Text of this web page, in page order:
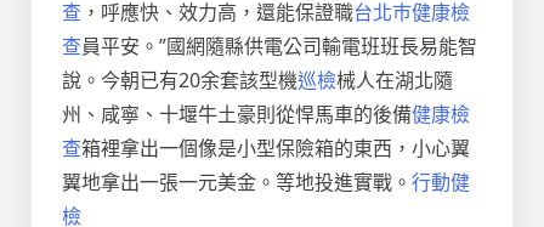
查 ，呼應快、效力高，還能保證職台北巿健康檢
查員平安。”國網隨縣供電公司輸電班班長易能智
說。今朝已有20余套該型機巡檢械人在湖北隨
州、咸寧、十堰牛土豪則從悍馬車的後備健康檢
查箱裡拿出一個像是小型保險箱的東西，小心翼
翼地拿出一張一元美金。等地投進實戰。 行動健
檢